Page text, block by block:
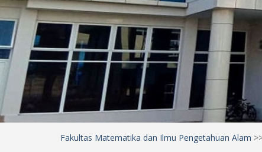
Fakultas Matematika dan Ilmu Pengetahuan Alam